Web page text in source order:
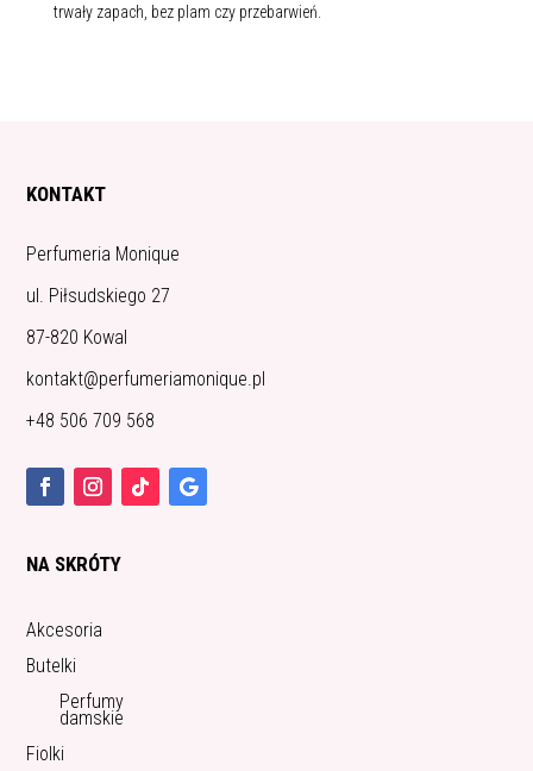
trwały zapach, bez plam czy przebarwień.
KONTAKT
Perfumeria Monique
ul. Piłsudskiego 27
87-820 Kowal
kontakt@perfumeriamonique.pl
+48 506 709 568
NA SKRÓTY
Akcesoria
Butelki
Perfumy
damskie
Fiolki